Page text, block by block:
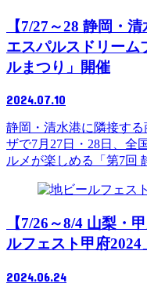
【7/27～28 静岡・
エスパルスドリーム
ルまつり」開催
2024.07.10
静岡・清水港に隣接す
ザで7月27日・28日、全
ルメが楽しめる「第7回
【7/26～8/4 山梨・
ルフェスト甲府2024
2024.06.24